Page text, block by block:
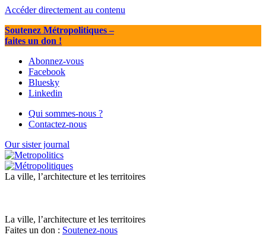
Accéder directement au contenu
Soutenez Métropolitiques–
faites un don !
Abonnez-vous
Facebook
Bluesky
Linkedin
Qui sommes-nous ?
Contactez-nous
Our sister journal
La ville, l’architecture et les territoires
La ville, l’architecture et les territoires
Faites un don : Soutenez-nous